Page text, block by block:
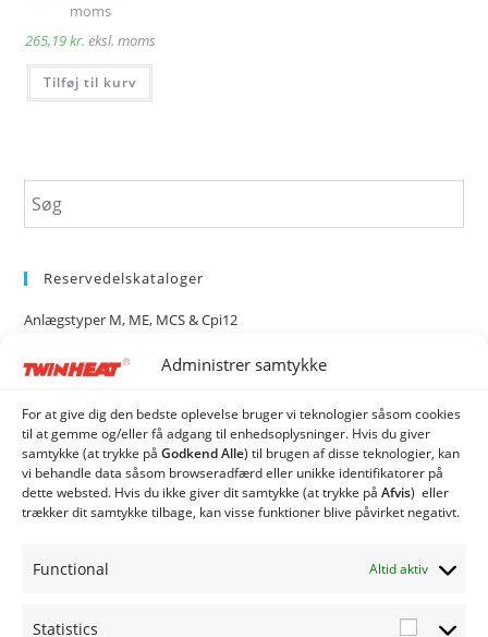
Administrer samtykke
For at give dig den bedste oplevelse bruger vi teknologier såsom cookies
til at gemme og/eller få adgang til enhedsoplysninger. Hvis du giver
samtykke (at trykke på Godkend Alle) til brugen af ​​disse teknologier, kan
vi behandle data såsom browseradfærd eller unikke identifikatorer på
dette websted. Hvis du ikke giver dit samtykke (at trykke på Afvis) eller
trækker dit samtykke tilbage, kan visse funktioner blive påvirket negativt.
Functional Altid aktiv
Statistics
moms
265,19kr. eksl. moms
Tilføj til kurv
Reservedelskataloger
Anlægstyper M, ME, MCS & Cpi12
Anlægstyper CS120i, CS150i & CS250i
Rotag 2500 & 4500
Reservedelskatalog TW-1
Kategorier
Twinheat Anlæg